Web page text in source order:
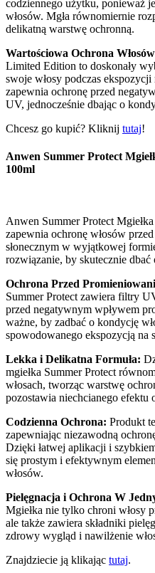
codziennego użytku, ponieważ
włosów. Mgła równomiernie
delikatną warstwę ochronną.
Wartościowa Ochrona
Limited Edition to doskonały
swoje włosy podczas ekspozycji
zapewnia ochronę przed
UV, jednocześnie dbając o
Chcesz go kupić? Kliknij tutaj!
Anwen Summer Protect
100ml
Anwen Summer Protect
zapewnia ochronę włosów
słonecznym w wyjątkowej
rozwiązanie, by skutecznie
Ochrona Przed
Summer Protect zawiera filtry
przed negatywnym wpływem
ważne, by zadbać o kondycję
spowodowanego ekspozycją na
Lekka i Delikatna Formuła:
mgiełka Summer Protect
włosach, tworząc warstwę
pozostawia niechcianego efektu
Codzienna Ochrona: Produkt
zapewniając niezawodną
Dzięki łatwej aplikacji i
się prostym i efektywnym
włosów.
Pielęgnacja i Ochrona W
Mgiełka nie tylko chroni włosy
ale także zawiera składniki
zdrowy wygląd i nawilżenie
Znajdziecie ją klikając tutaj.